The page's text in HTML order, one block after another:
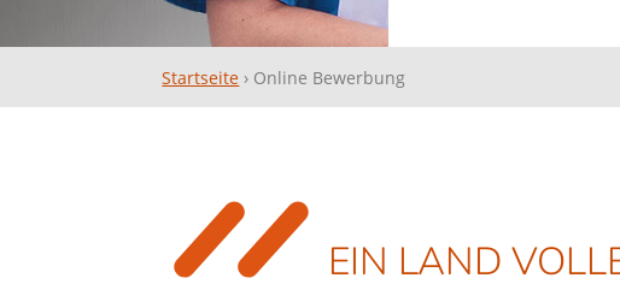
Startseite › Online Bewerbung
EIN LAND